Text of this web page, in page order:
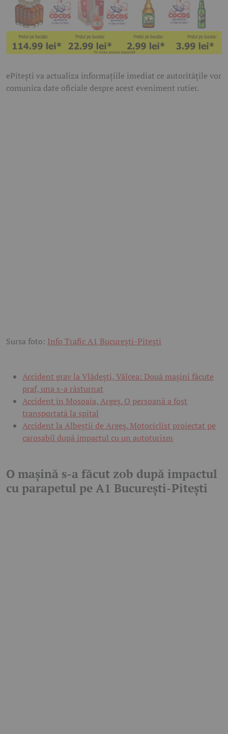
ePitești va actualiza informațiile imediat ce autoritățile vor
comunica date oficiale despre acest eveniment rutier.
Sursa foto: Info Trafic A1 București-Pitești
Accident grav la Vlădești, Vâlcea: Două mașini făcute
praf, una s-a răsturnat
Accident în Mosoaia, Argeș. O persoană a fost
transportată la spital
Accident la Albeștii de Argeș. Motociclist proiectat pe
carosabil după impactul cu un autoturism
O mașină s-a făcut zob după impactul
cu parapetul pe A1 București-Pitești